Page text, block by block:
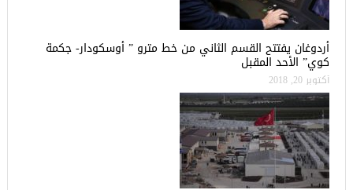
أردوغان يفتتح القسم الثاني من خط مترو ” أوسكودار- جكمة
كوي” الأحد المقبل
أكتوبر 20, 2018